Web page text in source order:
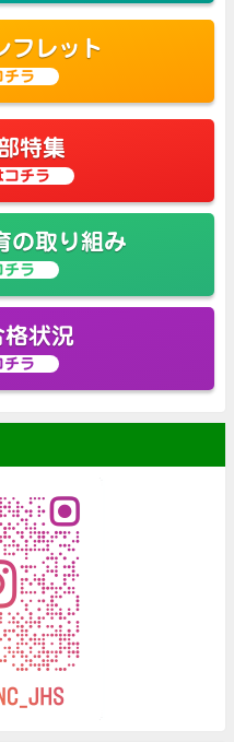
フレット
チラ
特集
コチラ
の取り組み
チラ
格状況
チラ